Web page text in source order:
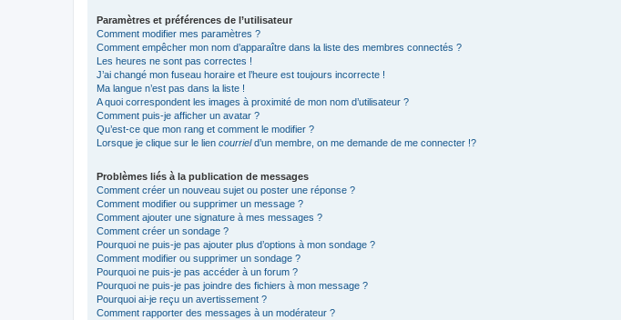
Paramètres et préférences de l’utilisateur
Comment modifier mes paramètres ?
Comment empêcher mon nom d’apparaître dans la liste des membres connectés ?
Les heures ne sont pas correctes !
J’ai changé mon fuseau horaire et l’heure est toujours incorrecte !
Ma langue n’est pas dans la liste !
A quoi correspondent les images à proximité de mon nom d’utilisateur ?
Comment puis-je afficher un avatar ?
Qu’est-ce que mon rang et comment le modifier ?
Lorsque je clique sur le lien courrield’un membre, on me demande de me connecter !?
Problèmes liés à la publication de messages
Comment créer un nouveau sujet ou poster une réponse ?
Comment modifier ou supprimer un message ?
Comment ajouter une signature à mes messages ?
Comment créer un sondage ?
Pourquoi ne puis-je pas ajouter plus d’options à mon sondage ?
Comment modifier ou supprimer un sondage ?
Pourquoi ne puis-je pas accéder à un forum ?
Pourquoi ne puis-je pas joindre des fichiers à mon message ?
Pourquoi ai-je reçu un avertissement ?
Comment rapporter des messages à un modérateur ?